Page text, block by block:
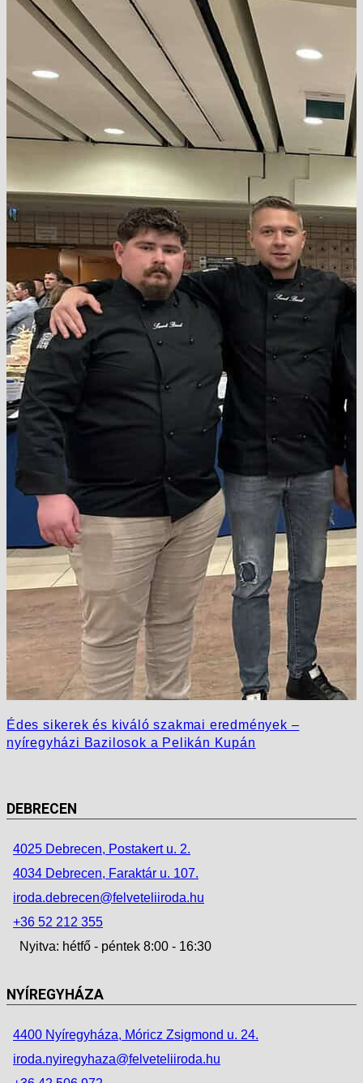
Édes sikerek és kiváló szakmai eredmények –
nyíregyházi Bazilosok a Pelikán Kupán
DEBRECEN
4025 Debrecen, Postakert u. 2.
4034 Debrecen, Faraktár u. 107.
iroda.debrecen@felveteliiroda.hu
+36 52 212 355
Nyitva: hétfő - péntek 8:00 - 16:30
NYÍREGYHÁZA
4400 Nyíregyháza, Móricz Zsigmond u. 24.
iroda.nyiregyhaza@felveteliiroda.hu